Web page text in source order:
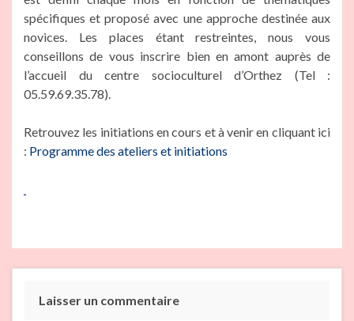
spécifiques et proposé avec une approche destinée aux
novices. Les places étant restreintes, nous vous
conseillons de vous inscrire bien en amont auprès de
l’accueil du centre socioculturel d’Orthez (Tel :
05.59.69.35.78).
Retrouvez les initiations en cours et à venir en cliquant ici
: Programme des ateliers et initiations
Laisser un commentaire